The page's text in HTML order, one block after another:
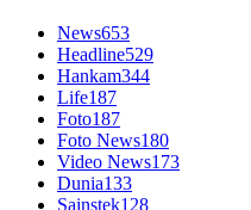
News653
Headline529
Hankam344
Life187
Foto187
Foto News180
Video News173
Dunia133
Sainstek128